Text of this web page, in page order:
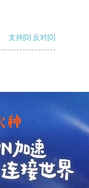
支持[0] 反对[0]
支持 [0] 反对 [0]